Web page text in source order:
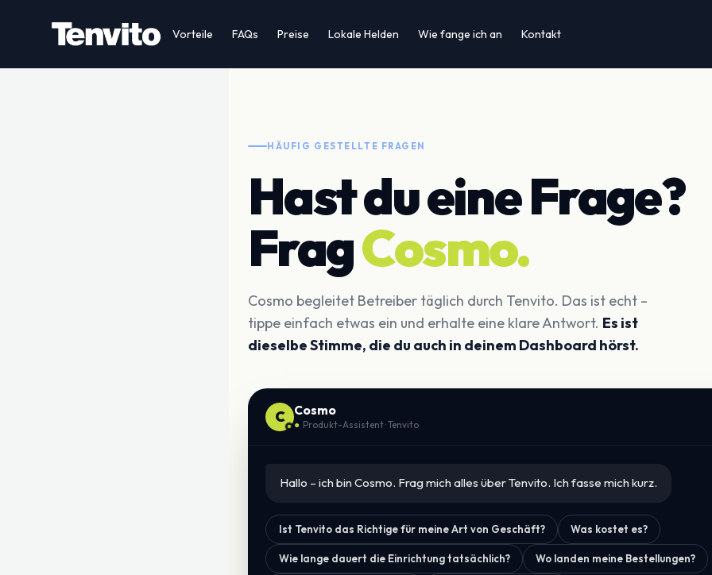
Your Company Vorteile FAQs Preise Lokale Helden Wie fange ich an Kontakt
HÄUFIG GESTELLTE FRAGEN
Hast du eine Frage?
FragCosmo.
Cosmo begleitet Betreiber täglich durch Tenvito. Das ist echt –
tippe einfach etwas ein und erhalte eine klare Antwort. Es ist
dieselbe Stimme, die du auch in deinem Dashboard hörst.
C Cosmo
● Produkt-Assistent · Tenvito
Hallo – ich bin Cosmo. Frag mich alles über Tenvito. Ich fasse mich kurz.
Ist Tenvito das Richtige für meine Art von Geschäft? Was kostet es?
Wie lange dauert die Einrichtung tatsächlich? Wo landen meine Bestellungen?